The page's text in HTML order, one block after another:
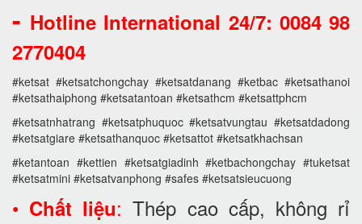
- Hotline International 24/7: 0084 98
2770404
#ketsat #ketsatchongchay #ketsatdanang #ketbac #ketsathanoi
#ketsathaiphong #ketsatantoan #ketsathcm #ketsattphcm
#ketsatnhatrang #ketsatphuquoc #ketsatvungtau #ketsatdadong
#ketsatgiare #ketsathanquoc #ketsattot #ketsatkhachsan
#ketantoan #kettien #ketsatgiadinh #ketbachongchay #tuketsat
#ketsatmini #ketsatvanphong #safes #ketsatsieucuong
• Chất liệu: Thép cao cấp, không rỉ